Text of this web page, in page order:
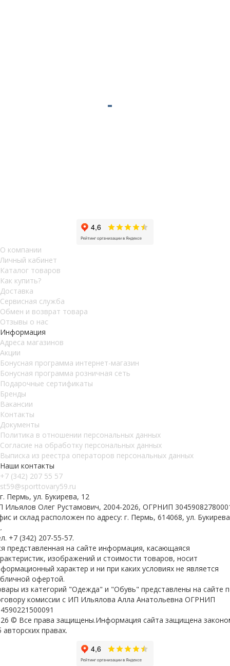
О компании
Личный кабинет
Каталог товаров
Как купить?
Доставка
Сервисная служба
Обмен и возврат товара
Отзывы о нас
Информация
Адреса магазинов
Акции
Бонусная программа интернет-магазин
Бонусная программа розничная сеть
Подарочные сертификаты
Бренды
Вакансии
Контакты
Документы
Политика в отношении персональных данных
Согласие на обработку персональных данных
Выписка из реестра операторов персональных данных
Наши контакты
+7 (342) 207 55 57
st59@sporttovary59.ru
г. Пермь, ул. Букирева, 12
Ильялов Олег Рустамович, 2004-2026, ОГРНИП
и склад расположен по адресу: г. Пермь, 614068, ул.
+7 (342) 207-55-57.
представленная на сайте информация, касающаяся
изображений и стоимости товаров, носит
характер и ни при каких условиях не является
офертой.
из категорий "Одежда" и "Обувь" представлены на сайте
комиссии с ИП Ильялова Алла Анатольевна ОГРНИП
© Все права защищены.Информация сайта защищена
авторских правах.